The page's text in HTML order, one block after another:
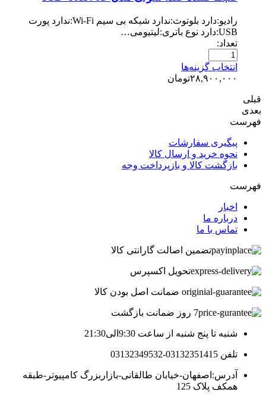
رادیو:دارد بلوتوث:ندارد شبکه بی سیم Wi-Fi:ندارد پورت
USB:دارد نوع باتری:لیتیومی…
تعداد:
انتخاب گزینه‌ها
۲۸,۹۰۰,۰۰۰تومان
قبلی
بعدی
فهرست
پیگیری سفارشات
نحوه خرید و ارسال کالا
بازگشت کالا و بازپرداخت وجه
فهرست
اخبار
درباره ما
تماس با ما
تضمین اصالت گارانتی کالا
تحویل اکسپرس
ضمانت اصل بودن کالا
7 روز ضمانت بازگشت
شنبه تا پنج شنبه از ساعت 9:30الی21:30
تلفن 03132351415-03132349532
آدرس:اصفهان-خیابان طالقانی-بازاربزرگ کامپیوتر-طبقه
همکف پلاک 125